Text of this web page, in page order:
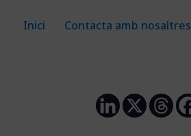
Inici Contacta amb nosaltres